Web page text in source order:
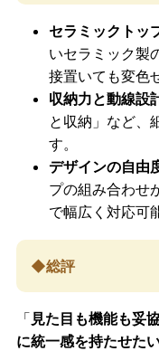
セラミックトッ
いセラミック製
接置いても変色
収納力と動線設
と収納」など、
す。
デザインの自由
プの組み合わせ
で幅広く対応可
◆総評
「 見た目も機能も妥
に統一感を持たせた